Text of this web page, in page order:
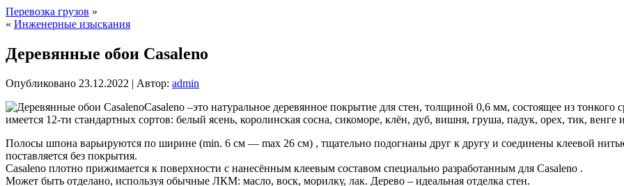
Перевозка грузов »
« Инженерные изыскания
Деревянные обои Casaleno
Опубликовано 23.12.2022 | Автор: admin
Casaleno –это натуральное деревянное покрытие для стен, толщиной 0,6 мм, состоящее из тонкого
имеется 12-ти стандартных сортов: белый ясень, королинская сосна, сикоморе, клён, дуб, вишня, груша, падук, орех, тик, венге
Полосы шпона варьируются по ширине (min. 6 см — max 26 см) , тщательно подогнаны друг к другу и соединены клеевой
поставляется без покрытия.
Casaleno плотно прижимается к поверхности с нанесённым клеевым составом специально разработанным для Casaleno .
Может быть отделано, используя обычные ЛКМ: масло, воск, морилку, лак. Дерево – идеальная отделка стен.